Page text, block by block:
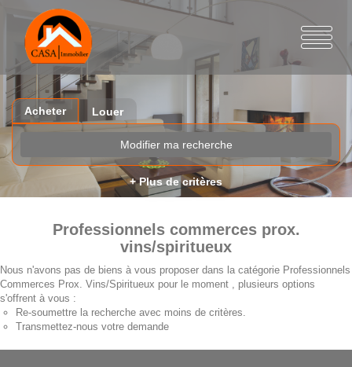
Acheter Louer
Modifier ma recherche
+ Plus de critères
Professionnels commerces prox.
vins/spiritueux
Nous n'avons pas de biens à vous proposer dans la catégorie Professionnels
Commerces Prox. Vins/Spiritueux pour le moment , plusieurs options
s'offrent à vous :
Re-soumettre la recherche avec moins de critères.
Transmettez-nous votre demande